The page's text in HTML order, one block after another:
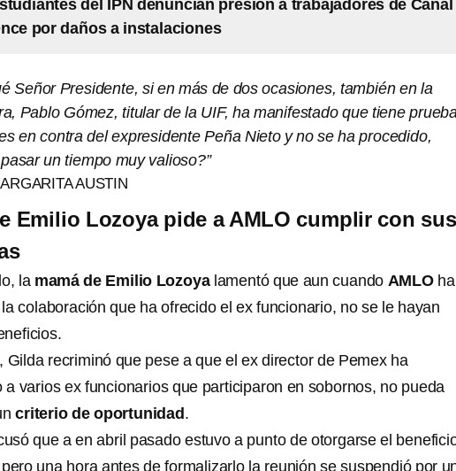
del IPN denuncian presión a trabajadores de Canal
por daños a instalaciones
Señor Presidente, si en más de dos ocasiones, también en la
Pablo Gómez, titular de la UIF, ha manifestado que tiene
en contra del expresidente Peña Nieto y no se ha procedido,
un tiempo muy valioso?”
AUSTIN
Emilio Lozoya pide a AMLO cumplir con sus
la mamá de Emilio Lozoyalamentó que aun cuando AMLOha
colaboración que ha ofrecido el ex funcionario, no se le hayan
Gilda recriminó que pese a que el ex director de Pemex ha
a varios ex funcionarios que participaron en sobornos, no pueda
criterio de oportunidad .
que a en abril pasado estuvo a punto de otorgarse el
una hora antes de formalizarlo la reunión se suspendió por